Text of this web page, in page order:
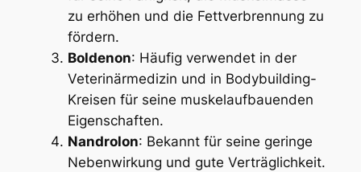
zu erhöhen und die Fettverbrennung zu
fördern.
Boldenon: Häufig verwendet in der
Veterinärmedizin und in Bodybuilding-
Kreisen für seine muskelaufbauenden
Eigenschaften.
Nandrolon: Bekannt für seine geringe
Nebenwirkung und gute Verträglichkeit.